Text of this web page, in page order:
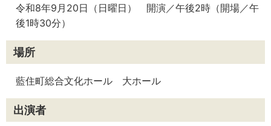
令和8年9月20日（日曜日） 開演／午後2時（開場／午
後1時30分）
場所
藍住町総合文化ホール 大ホール
出演者